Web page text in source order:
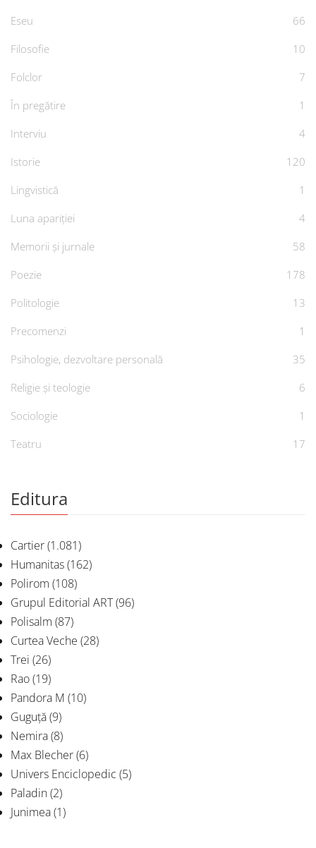
Eseu
66
Filosofie
10
Folclor
7
În pregătire
1
Interviu
4
Istorie
120
Lingvistică
1
Luna apariției
4
Memorii și jurnale
58
Poezie
178
Politologie
13
Precomenzi
1
Psihologie, dezvoltare personală
35
Religie și teologie
6
Sociologie
1
Teatru
17
Editura
Cartier(1.081)
Humanitas(162)
Polirom (108)
Grupul Editorial ART(96)
Polisalm (87)
Curtea Veche (28)
Trei (26)
Rao(19)
Pandora M (10)
Guguță(9)
Nemira(8)
Max Blecher(6)
Univers Enciclopedic (5)
Paladin(2)
Junimea(1)